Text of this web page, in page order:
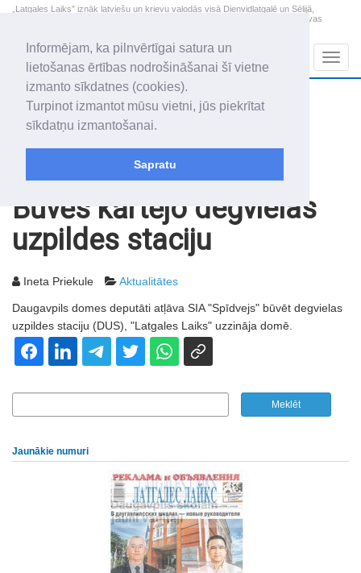
Informējam, ka pilnvērtīgai satura un
lietošanas ērtības nodrošināšanai šī vietne
izmanto sīkdatnes (cookies).
Turpinot izmantot mūsu vietni, jūs piekrītat
sīkdatņu izmantošanai.
Sapratu
„Latgales Laiks” iznāk latviešu un krievu valodās visā Dienvidlatgalē un Sēlijā,
„Latgales Laiks” latviešu valodā aptver Daugavpils valstspilsētu, Augšdaugavas
2026. gada 7. augusts
Piektdiena
Alfrēds, Fredis, Madars
+18.2
Būvēs kārtējo degvielas
uzpildes staciju
Ineta Priekule Aktualitātes
Daugavpils domes deputāti atļāva SIA "Spīdvejs" būvēt degvielas
uzpildes staciju (DUS), "Latgales Laiks" uzzināja domē.
Jaunākie numuri